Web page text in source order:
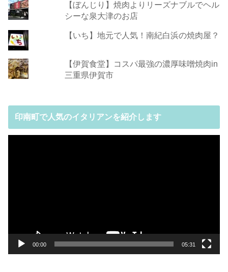
【ぼんじり】焼肉よりリーズナブルでヘル
シーな泉大津のお店
【いち】地元で人気！南紀白浜の焼肉屋？
【伊賀食堂】コスパ最強の濃厚味噌焼肉in
三重県伊賀市
印南町で人気のイタリアンを紹介します
00:00 05:31